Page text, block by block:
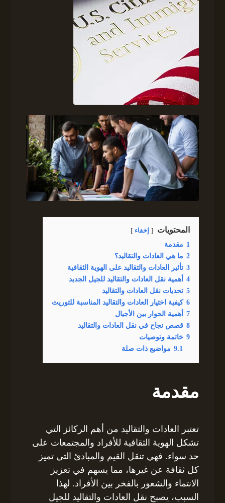
المحتويات إخفاء
1 مقدمة
2 ما هي العادات والتقاليد؟
3 تأثير العادات والتقاليد على الهوية الثقافية
4
أهمية نقل العادات والتقاليد للجيل الجديد
5 تحديات نقل العادات والتقاليد
6 كيفية اختيار العادات والتقاليد المناسبة للتوريث
7
أهمية الحوار بين الأجيال
8 قصص نجاح في نقل العادات والتقاليد
9 خاتمة وتوصيات
9.1 مواضيع ذات صلة
مقدمة
تعتبر العادات والتقاليد من أهم الركائز التي
تشكل الهوية الثقافية للأفراد والمجتمعات على
حد سواء. فهي تنقل القيم والمبادئ التي تميز
كل ثقافة عن غيرها، مما يسهم في تعزيز
الانتماء والشعور بالفخر بين الأفراد. لهذا
السبب، يصبح نقل العادات والتقاليد للجيل